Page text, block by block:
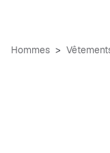
Hommes